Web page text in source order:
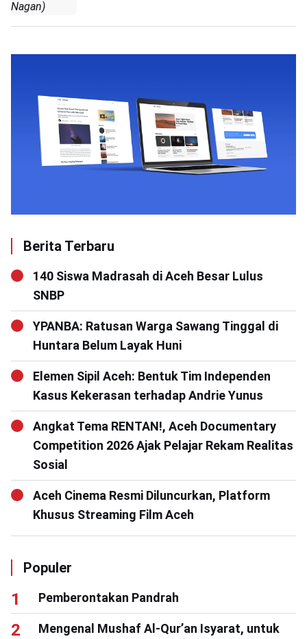
Nagan)
Berita Terbaru
140 Siswa Madrasah di Aceh Besar Lulus
SNBP
YPANBA: Ratusan Warga Sawang Tinggal di
Huntara Belum Layak Huni
Elemen Sipil Aceh: Bentuk Tim Independen
Kasus Kekerasan terhadap Andrie Yunus
Angkat Tema RENTAN!, Aceh Documentary
Competition 2026 Ajak Pelajar Rekam Realitas
Sosial
Aceh Cinema Resmi Diluncurkan, Platform
Khusus Streaming Film Aceh
Populer
Pemberontakan Pandrah
Mengenal Mushaf Al-Qur’an Isyarat, untuk